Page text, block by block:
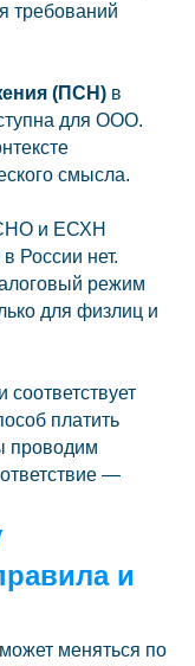
требований
(ПСН) в
для ООО.
смысла.
и ЕСХН
России нет.
режим
для физлиц и
платить
проводим
—
и
меняться по